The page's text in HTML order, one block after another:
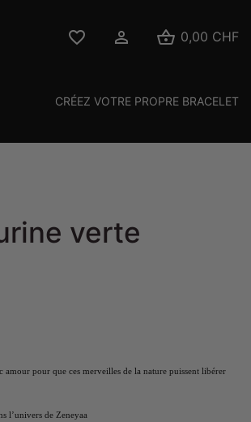
   0,00 CHF
CRÉEZ VOTRE PROPRE BRACELET
verte
amour pour que ces merveilles de la nature puissent libérer
l’univers de Zeneyaa